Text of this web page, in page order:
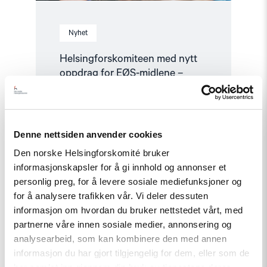
Denne nettsiden anvender cookies
Den norske Helsingforskomité bruker
informasjonskapsler for å gi innhold og annonser et
personlig preg, for å levere sosiale mediefunksjoner og
for å analysere trafikken vår. Vi deler dessuten
informasjon om hvordan du bruker nettstedet vårt, med
partnerne våre innen sosiale medier, annonsering og
analysearbeid, som kan kombinere den med annen
informasjon du har gjort tilgjengelig for dem, eller som de
Nyhet
Helsingforskomiteen med nytt
oppdrag for EØS-midlene –
Read
"Den
indre
fienden"